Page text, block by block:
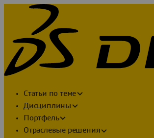
Статьи по теме
Дисциплины
Портфель
Отраслевые решения